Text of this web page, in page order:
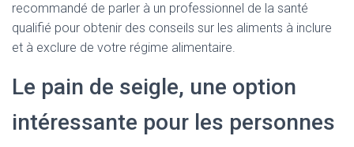
recommandé de parler à un professionnel de la santé
qualifié pour obtenir des conseils sur les aliments à inclure
et à exclure de votre régime alimentaire.
Le pain de seigle, une option
intéressante pour les personnes